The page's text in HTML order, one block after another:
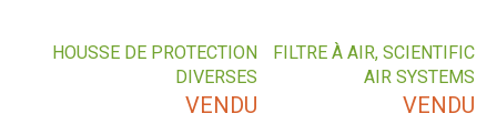
FILTRE À AIR, SCIENTIFIC
AIR SYSTEMS
VENDU
HOUSSE DE PROTECTION
DIVERSES
VENDU